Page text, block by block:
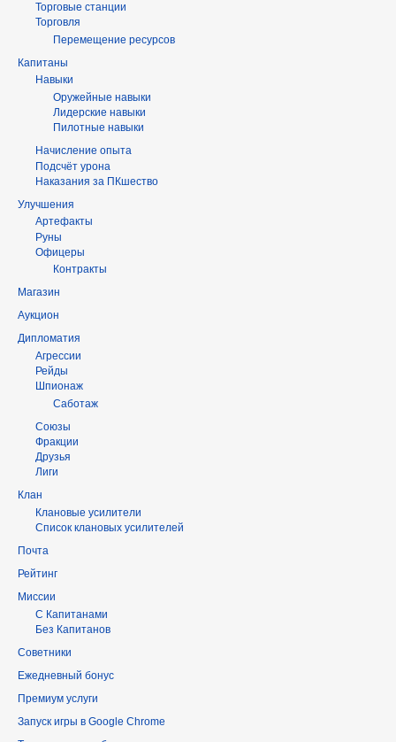
Торговые станции
Торговля
Перемещение ресурсов
Капитаны
Навыки
Оружейные навыки
Лидерские навыки
Пилотные навыки
Начисление опыта
Подсчёт урона
Наказания за ПКшество
Улучшения
Артефакты
Руны
Офицеры
Контракты
Магазин
Аукцион
Дипломатия
Агрессии
Рейды
Шпионаж
Саботаж
Союзы
Фракции
Друзья
Лиги
Клан
Клановые усилители
Список клановых усилителей
Почта
Рейтинг
Миссии
С Капитанами
Без Капитанов
Советники
Ежедневный бонус
Премиум услуги
Запуск игры в Google Chrome